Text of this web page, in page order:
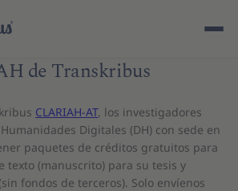
de Transkribus
CLARIAH-AT, los investigadores
Digitales (DH) con sede en
paquetes de créditos gratuitos para
texto (manuscrito) para su tesis y
fondos de terceros). Solo envíenos